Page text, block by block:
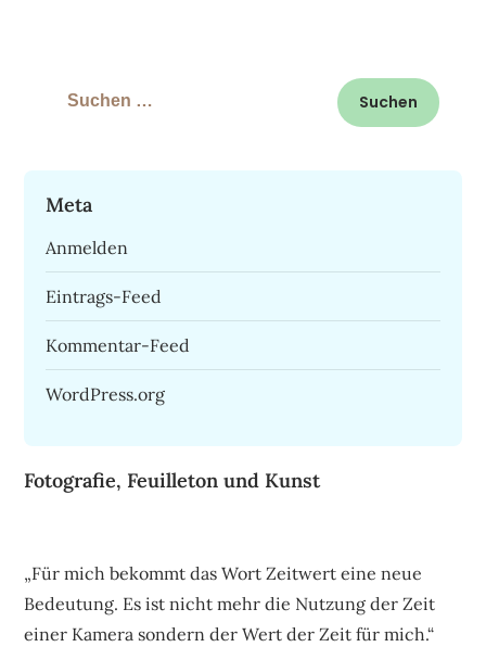
Suchen
Meta
Anmelden
Eintrags-Feed
Kommentar-Feed
WordPress.org
Fotografie, Feuilleton und Kunst
„Für mich bekommt das Wort Zeitwert eine neue
Bedeutung. Es ist nicht mehr die Nutzung der Zeit
einer Kamera sondern der Wert der Zeit für mich.“